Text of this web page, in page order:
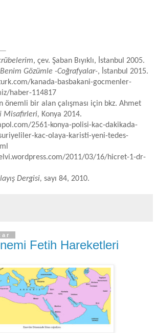
, çev. Şaban Bıyıklı, İstanbul 2005.
Benim Gözümle -Coğrafyalar-, İstanbul 2015.
kanada-basbakani-gocmenler-
haber-114817
önemli bir alan çalışması için bkz. Ahmet
Misafirleri, Konya 2014.
2561-konya-polisi-kac-dakikada-
kac-olaya-karisti-yeni-tedes-
2011/03/16/hicret-1-dr-
Dergisi, sayı 84, 2010.
Fetih Hareketleri